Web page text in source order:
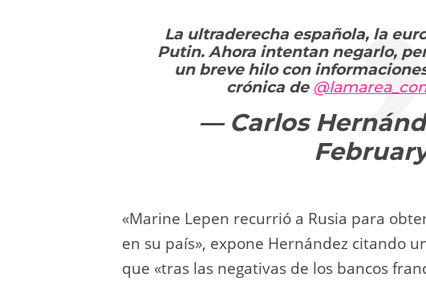
La ultraderecha española, la
Putin. Ahora intentan negarlo,
un breve hilo con
crónica de
— Carlos
«Marine Lepen recurrió a Rusia para
en su país», expone Hernández citando
que «tras las negativas de los bancos